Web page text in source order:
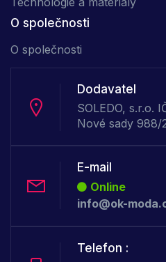
O společnosti
O společnosti
Dodavatel
SOLEDO, s.r.o.
Nové sady
E-mail
Online
info@ok-
Telefon :